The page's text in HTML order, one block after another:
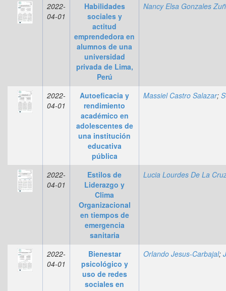
2022-
04-01
Habilidades
sociales y
actitud
emprendedora en
alumnos de una
universidad
privada de Lima,
Perú
2022-
04-01
Autoeficacia y
rendimiento
académico en
adolescentes de
una institución
educativa
pública
Massiel Castro Salazar; Sprenger Samuel Bustillos Alamo
2022-
04-01
Estilos de
Liderazgo y
Clima
Organizacional
en tiempos de
emergencia
sanitaria
2022-
04-01
Bienestar
psicológico y
uso de redes
sociales en
Orlando Jesus-Carbajal; Javier Vivar-Bravo